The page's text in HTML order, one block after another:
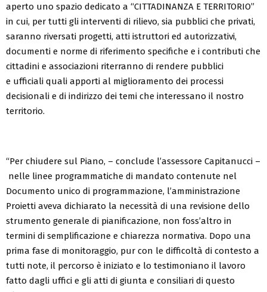
aperto uno spazio dedicato a “CITTADINANZA E TERRITORIO”
in cui, per tutti gli interventi di rilievo, sia pubblici che privati,
saranno riversati progetti, atti istruttori ed autorizzativi,
documenti e norme di riferimento specifiche e i contributi che
cittadini e associazioni riterranno di rendere pubblici
e ufficiali quali apporti al miglioramento dei processi
decisionali e di indirizzo dei temi che interessano il nostro
territorio.
“Per chiudere sul Piano, – conclude l’assessore Capitanucci –
nelle linee programmatiche di mandato contenute nel
Documento unico di programmazione, l’amministrazione
Proietti aveva dichiarato la necessità di una revisione dello
strumento generale di pianificazione, non foss’altro in
termini di semplificazione e chiarezza normativa. Dopo una
prima fase di monitoraggio, pur con le difficoltà di contesto a
tutti note, il percorso è iniziato e lo testimoniano il lavoro
fatto dagli uffici e gli atti di giunta e consiliari di questo